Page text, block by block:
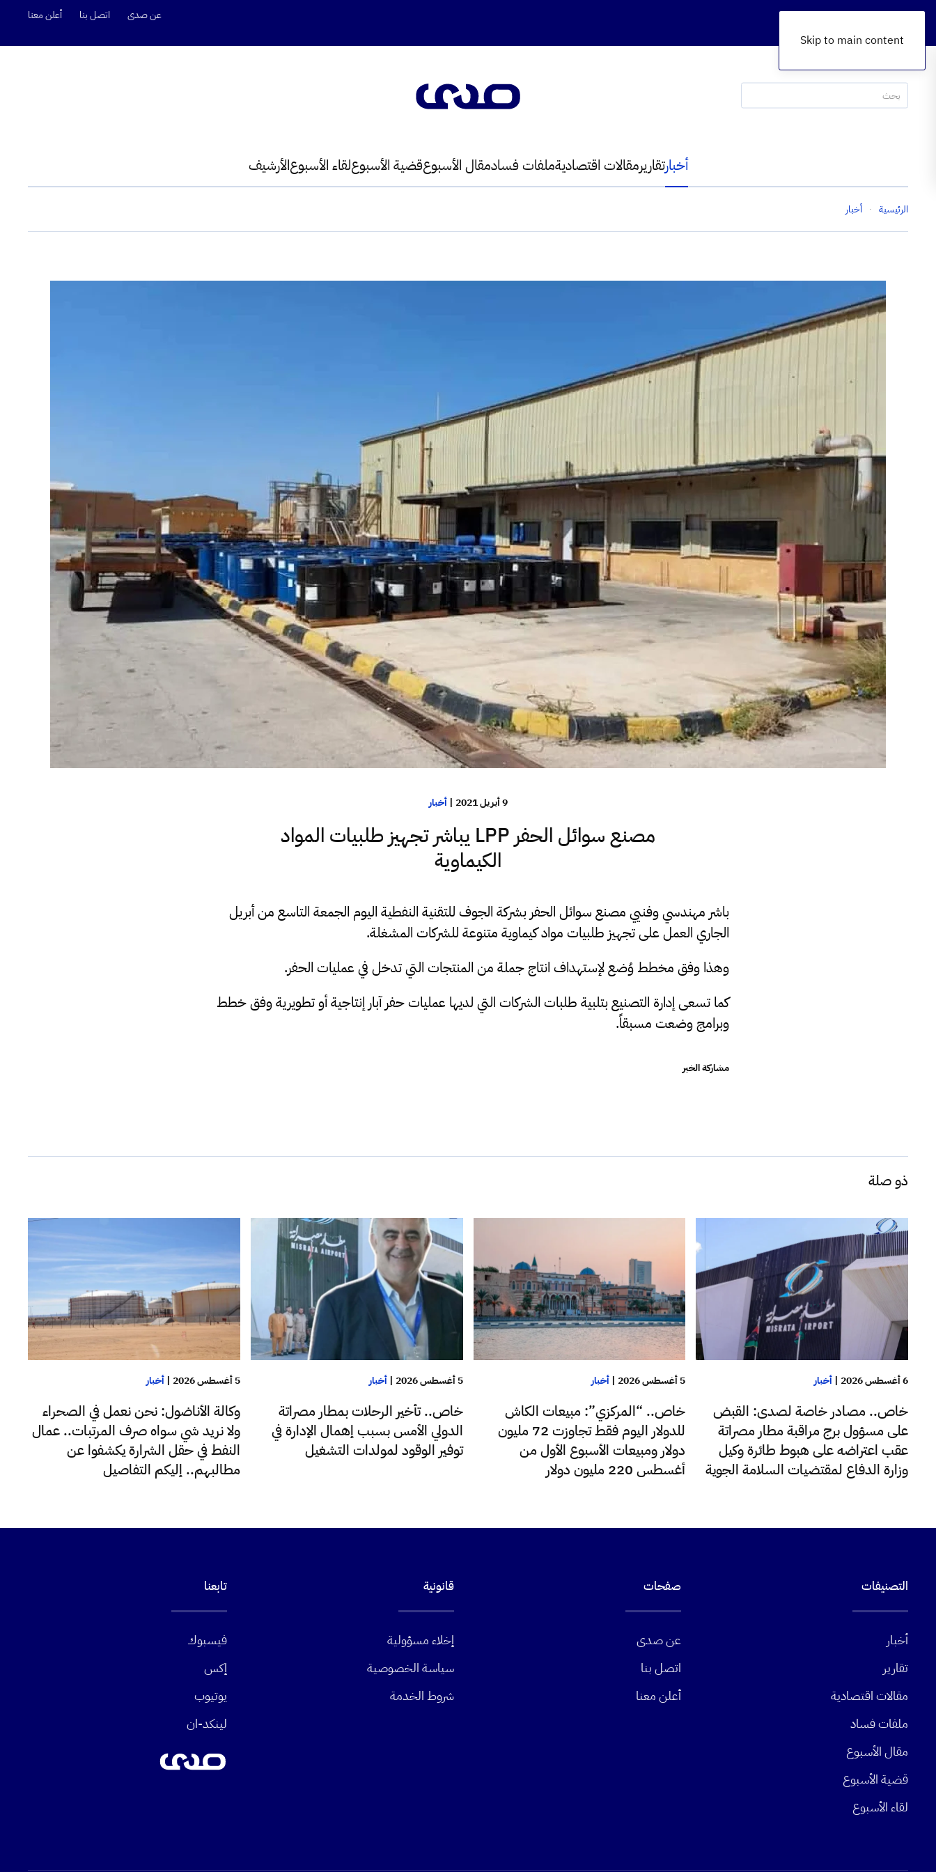
Skip to main content
عن صدى اتصل بنا أعلن معنا
أخبارتقاريرمقالات اقتصاديةملفات فسادمقال الأسبوعقضية الأسبوعلقاء الأسبوعالأرشيف
الرئيسية أخبار
9 أبريل 2021 |أخبار
مصنع سوائل الحفر LPP يباشر تجهيز طلبيات المواد
الكيماوية
باشر مهندسي وفنيي مصنع سوائل الحفر بشركة الجوف للتقنية النفطية اليوم الجمعة التاسع من أبريل
الجاري العمل على تجهيز طلبيات مواد كيماوية متنوعة للشركات المشغلة.
وهذا وفق مخطط وُضع لإستهداف انتاج جملة من المنتجات التي تدخل في عمليات الحفر.
كما تسعى إدارة التصنيع بتلبية طلبات الشركات التي لديها عمليات حفر آبار إنتاجية أو تطويرية وفق خطط
وبرامج وضعت مسبقاً.
مشاركة الخبر
ذو صلة
6 أغسطس 2026 | أخبار
خاص.. مصادر خاصة لصدى: القبض
على مسؤول برج مراقبة مطار مصراتة
عقب اعتراضه على هبوط طائرة وكيل
وزارة الدفاع لمقتضيات السلامة الجوية
5 أغسطس 2026 | أخبار
خاص.. “المركزي”: مبيعات الكاش
للدولار اليوم فقط تجاوزت 72 مليون
دولار ومبيعات الأسبوع الأول من
أغسطس 220 مليون دولار
5 أغسطس 2026 |أخبار
خاص.. تأخير الرحلات بمطار مصراتة
الدولي الأمس بسبب إهمال الإدارة في
توفير الوقود لمولدات التشغيل
5 أغسطس 2026 |أخبار
وكالة الأناضول: نحن نعمل في الصحراء
ولا نريد شي سواه صرف المرتبات.. عمال
النفط في حقل الشرارة يكشفوا عن
مطالبهم.. إليكم التفاصيل
التصنيفات
أخبار
تقارير
مقالات اقتصادية
ملفات فساد
مقال الأسبوع
قضية الأسبوع
لقاء الأسبوع
صفحات
عن صدى
اتصل بنا
أعلن معنا
قانونية
إخلاء مسؤولية
سياسة الخصوصية
شروط الخدمة
تابعنا
فيسبوك
إكس
يوتيوب
لينكد-ان